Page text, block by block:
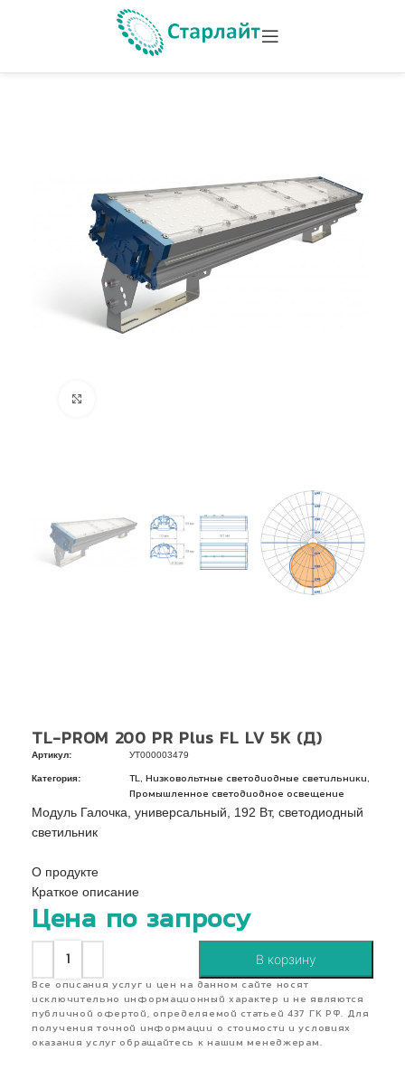
TL-PROM 200 PR Plus FL LV 5К (Д)
Артикул: УТ000003479
Категория: TL Низковольтные светодиодные светильники
Промышленное светодиодное освещение
Модуль Галочка, универсальный, 192 Вт, светодиодный
светильник
О продукте
Краткое описание
Цена по запросу
В корзину
Все описания услуг и цен на данном сайте носят
исключительно информационный характер и не являются
публичной офертой, определяемой статьей 437 ГК РФ. Для
получения точной информации о стоимости и условиях
оказания услуг обращайтесь к нашим менеджерам.